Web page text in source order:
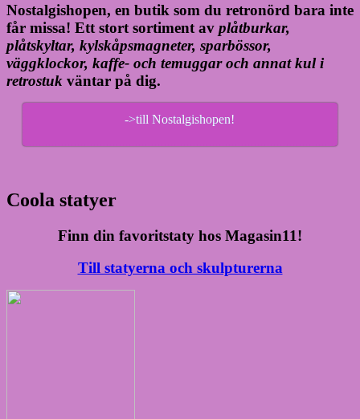
Nostalgishopen, en butik som du retronörd bara inte
får missa! Ett stort sortiment av plåtburkar,
plåtskyltar, kylskåpsmagneter, sparbössor,
väggklockor, kaffe- och temuggar och annat kul i
retrostuk väntar på dig.
->till Nostalgishopen!
Coola statyer
Finn din favoritstaty hos Magasin11!
Till statyerna och skulpturerna